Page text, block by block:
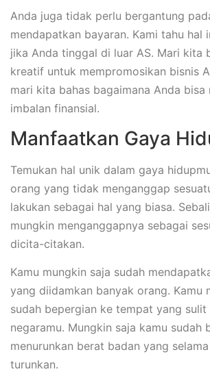
Anda juga tidak perlu bergantung
mendapatkan bayaran. Kami tahu hal
jika Anda tinggal di luar AS. Mari kita
kreatif untuk mempromosikan bisnis
mari kita bahas bagaimana Anda bisa
imbalan finansial.
Manfaatkan Gaya
Temukan hal unik dalam gaya
orang yang tidak menganggap
lakukan sebagai hal yang biasa.
mungkin menganggapnya sebagai
dicita-citakan.
Kamu mungkin saja sudah
yang diidamkan banyak orang. Kamu
sudah bepergian ke tempat yang
negaramu. Mungkin saja kamu sudah
menurunkan berat badan yang
turunkan.